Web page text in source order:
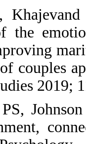
29.
approach
self-
of
30.
therapy: